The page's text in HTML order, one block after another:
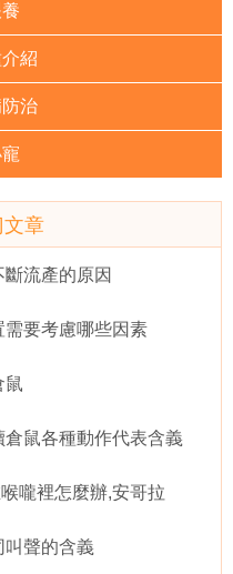
紹
治
文章
流產的原因
要考慮哪些因素
鼠
鼠各種動作代表含義
嚨裡怎麼辦,安哥拉
叫聲的含義